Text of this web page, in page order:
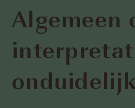
Algemeen